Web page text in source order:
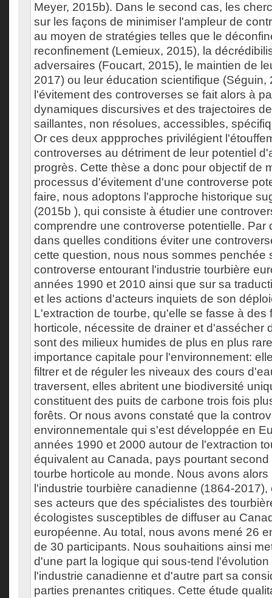
Meyer, 2015b). Dans le second cas, les
sur les façons de minimiser l'ampleur de
au moyen de stratégies telles que le
reconfinement (Lemieux, 2015), la
adversaires (Foucart, 2015), le maintien de
2017) ou leur éducation scientifique (Séguin,
l'évitement des controverses se fait alors à
dynamiques discursives et des trajectoires
saillantes, non résolues, accessibles,
Or ces deux appproches privilégient
controverses au détriment de leur potentiel
progrès. Cette thèse a donc pour objectif de
processus d'évitement d'une controverse
faire, nous adoptons l'approche historique
(2015b ), qui consiste à étudier une
comprendre une controverse potentielle. Par
dans quelles conditions éviter une
cette question, nous nous sommes penchée
controverse entourant l'industrie tourbière
années 1990 et 2010 ainsi que sur sa
et les actions d'acteurs inquiets de son
L'extraction de tourbe, qu'elle se fasse à des
horticole, nécessite de drainer et d'assécher
sont des milieux humides de plus en plus
importance capitale pour l'environnement:
filtrer et de réguler les niveaux des cours
traversent, elles abritent une biodiversité
constituent des puits de carbone trois fois
forêts. Or nous avons constaté que la
environnementale qui s'est développée en
années 1990 et 2000 autour de l'extraction
équivalent au Canada, pays pourtant
tourbe horticole au monde. Nous avons
l'industrie tourbière canadienne (1864-
ses acteurs que des spécialistes des
écologistes susceptibles de diffuser au
européenne. Au total, nous avons mené 26
de 30 participants. Nous souhaitions ainsi
d'une part la logique qui sous-tend
l'industrie canadienne et d'autre part sa
parties prenantes critiques. Cette étude